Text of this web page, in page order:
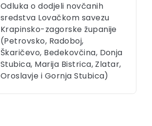
Odluka o dodjeli novčanih
sredstva Lovačkom savezu
Krapinsko-zagorske županije
(Petrovsko, Radoboj,
Škaričevo, Bedekovčina, Donja
Stubica, Marija Bistrica, Zlatar,
Oroslavje i Gornja Stubica)